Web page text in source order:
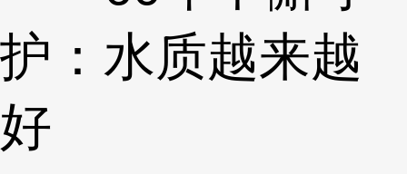
护：水质越来越
好